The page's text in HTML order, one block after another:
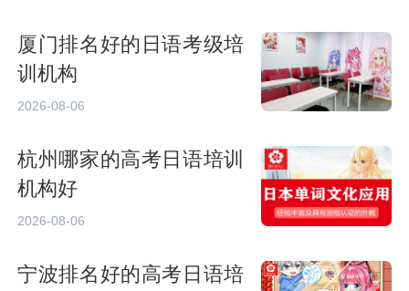
厦门排名好的日语考级培
训机构
2026-08-06
杭州哪家的高考日语培训
机构好
2026-08-06
宁波排名好的高考日语培